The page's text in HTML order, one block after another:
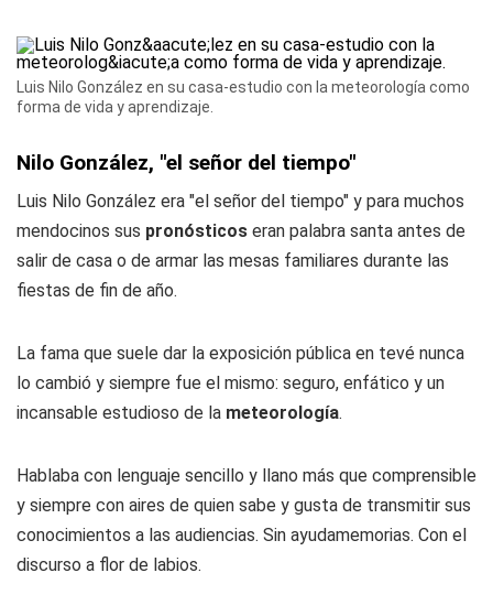
Luis Nilo González en su casa-estudio con la meteorología como
forma de vida y aprendizaje.
Nilo González, "el señor del tiempo"
Luis Nilo González era "el señor del tiempo" y para muchos
mendocinos sus pronósticos eran palabra santa antes de
salir de casa o de armar las mesas familiares durante las
fiestas de fin de año.
La fama que suele dar la exposición pública en tevé nunca
lo cambió y siempre fue el mismo: seguro, enfático y un
incansable estudioso de la meteorología.
Hablaba con lenguaje sencillo y llano más que comprensible
y siempre con aires de quien sabe y gusta de transmitir sus
conocimientos a las audiencias. Sin ayudamemorias. Con el
discurso a flor de labios.